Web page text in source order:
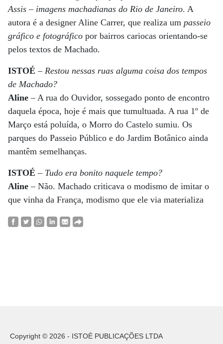
Assis – imagens machadianas do Rio de Janeiro. A
autora é a designer Aline Carrer, que realiza um passeio
gráfico e fotográfico por bairros cariocas orientando-se
pelos textos de Machado.
ISTOÉ– Restou nessas ruas alguma coisa dos tempos
de Machado?
Aline– A rua do Ouvidor, sossegado ponto de encontro
daquela época, hoje é mais que tumultuada. A rua 1º de
Março está poluída, o Morro do Castelo sumiu. Os
parques do Passeio Público e do Jardim Botânico ainda
mantêm semelhanças.
ISTOÉ– Tudo era bonito naquele tempo?
Aline– Não. Machado criticava o modismo de imitar o
que vinha da França, modismo que ele via materializa
Copyright © 2026 - ISTOÉ PUBLICAÇÕES LTDA